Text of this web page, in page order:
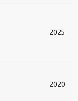
2025
2020